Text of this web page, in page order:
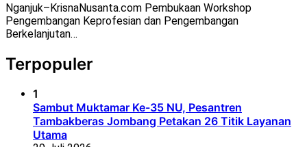
Nganjuk–KrisnaNusanta.com Pembukaan Workshop
Pengembangan Keprofesian dan Pengembangan
Berkelanjutan…
Terpopuler
1
Sambut Muktamar Ke-35 NU, Pesantren
Tambakberas Jombang Petakan 26 Titik Layanan
Utama